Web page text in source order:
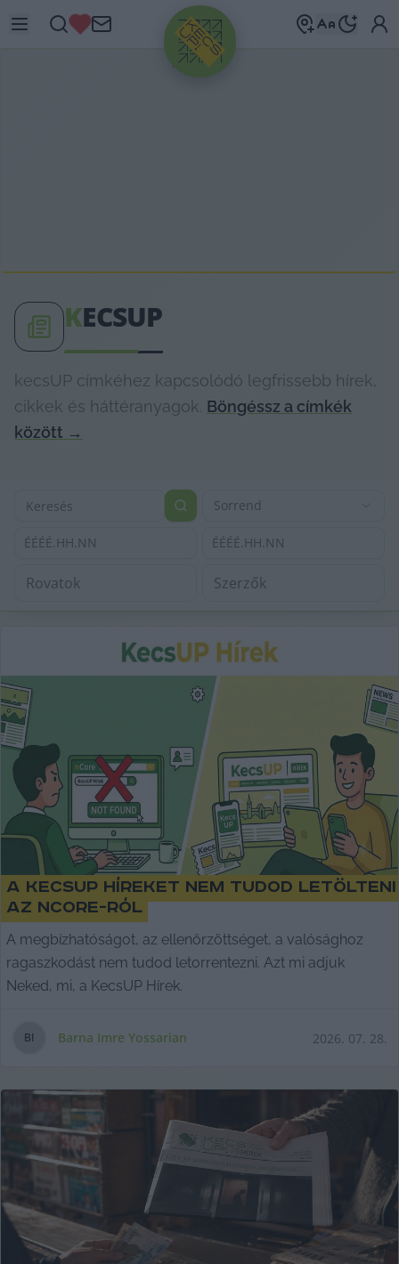
HIRDETÉS
KECSUP
kecsUP címkéhez kapcsolódó legfrissebb hírek,
cikkek és háttéranyagok. Böngéssz a címkék
között →
Sorrend
ÉÉÉÉ.HH.NN ÉÉÉÉ.HH.NN
A KecsUP Híreket nem tudod letölteni
az nCore-ról
A megbízhatóságot, az ellenőrzöttséget, a valósághoz
ragaszkodást nem tudod letorrentezni. Azt mi adjuk
Neked, mi, a KecsUP Hírek.
BI Barna Imre Yossarian 2026. 07. 28.